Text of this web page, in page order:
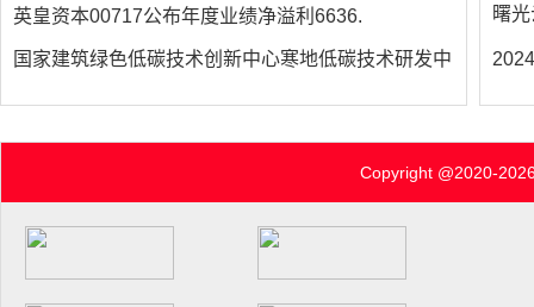
英皇资本00717公布年度业绩净溢利6636.
国家建筑绿色低碳技术创新中心寒地低碳技术研发中
曙
Copyright @2020-